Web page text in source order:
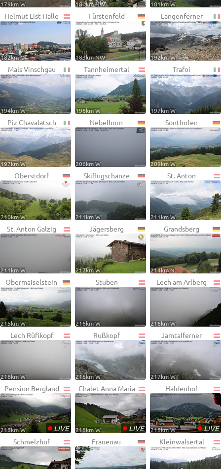
179km W 180km NW 181km W
Helmut List Halle
182km O
Fürstenfeld
183km NW
Langenferner
192km W
Mals Vinschgau
194km W
Tannheimertal
196km W
Trafoi
197km W
Piz Chavalatsch
197km W
Nebelhorn
206km W
Sonthofen
209km W
Oberstdorf
210km W
Skiflugschanze
211km W
St. Anton
211km W
St. Anton Galzig
211km W
Jägersberg
212km W
Grandsberg
214km N
Obermaiselstein
215km W
Stuben
216km W
Lech am Arlberg
216km W
Lech Rüfikopf
216km W
Rußkopf
216km W
Jamtalferner
217km W
Pension Bergland
•LIVE
218km W
Chalet Anna Maria
•LIVE
218km W
Haldenhof
•LIVE
218km W
Schmelzhof Frauenau Kleinwalsertal